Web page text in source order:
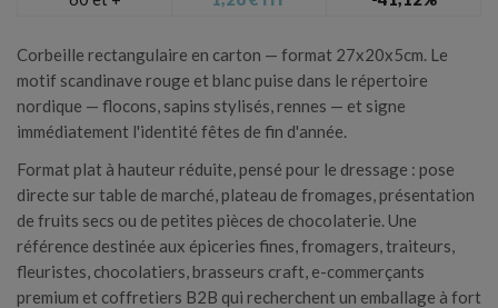
Annuler Créer une liste d'envies
Corbeille rectangulaire en carton — format 27x20x5cm. Le
motif scandinave rouge et blanc puise dans le répertoire
nordique — flocons, sapins stylisés, rennes — et signe
immédiatement l'identité fêtes de fin d'année.
Format plat à hauteur réduite, pensé pour le dressage : pose
directe sur table de marché, plateau de fromages, présentation
de fruits secs ou de petites pièces de chocolaterie. Une
référence destinée aux épiceries fines, fromagers, traiteurs,
fleuristes, chocolatiers, brasseurs craft, e-commerçants
premium et coffretiers B2B qui recherchent un emballage à fort